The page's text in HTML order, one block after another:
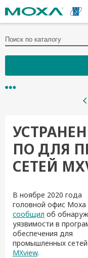
ПО ДЛЯ
СЕТЕЙ
В ноябре 2020 года
головной офис Moxa
сообщил об
уязвимости в
обеспечения для
промышленных сетей
MXview.